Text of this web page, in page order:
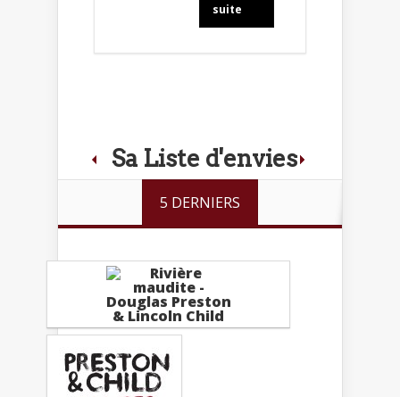
suite
Sa Liste d'envies
5 DERNIERS